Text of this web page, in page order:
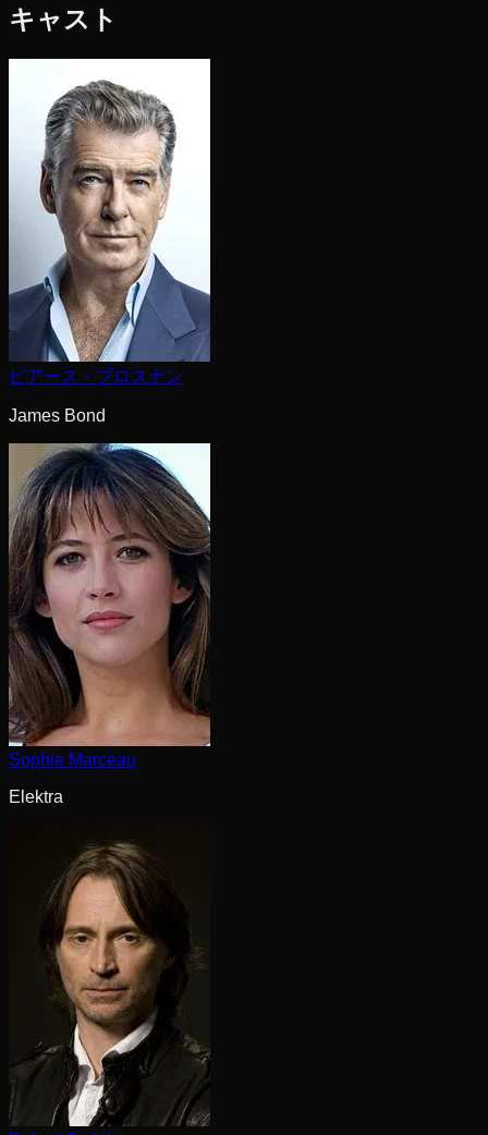
キャスト
ピアース・ブロスナン
James Bond
Sophie Marceau
Elektra